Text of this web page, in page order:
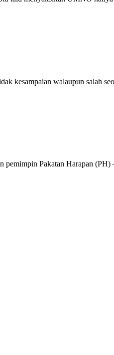
kesampaian walaupun salah
Pakatan Harapan (PH)